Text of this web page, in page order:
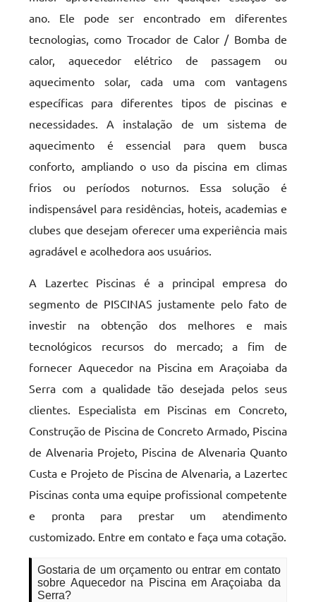
ano. Ele pode ser encontrado em diferentes
tecnologias, como Trocador de Calor / Bomba de
calor, aquecedor elétrico de passagem ou
aquecimento solar, cada uma com vantagens
específicas para diferentes tipos de piscinas e
necessidades. A instalação de um sistema de
aquecimento é essencial para quem busca
conforto, ampliando o uso da piscina em climas
frios ou períodos noturnos. Essa solução é
indispensável para residências, hoteis, academias e
clubes que desejam oferecer uma experiência mais
agradável e acolhedora aos usuários.
A Lazertec Piscinas é a principal empresa do
segmento de PISCINAS justamente pelo fato de
investir na obtenção dos melhores e mais
tecnológicos recursos do mercado; a fim de
fornecer Aquecedor na Piscina em Araçoiaba da
Serra com a qualidade tão desejada pelos seus
clientes. Especialista em Piscinas em Concreto,
Construção de Piscina de Concreto Armado, Piscina
de Alvenaria Projeto, Piscina de Alvenaria Quanto
Custa e Projeto de Piscina de Alvenaria, a Lazertec
Piscinas conta uma equipe profissional competente
e pronta para prestar um atendimento
customizado. Entre em contato e faça uma cotação.
Gostaria de um orçamento ou entrar em contato
sobre Aquecedor na Piscina em Araçoiaba da
Serra?